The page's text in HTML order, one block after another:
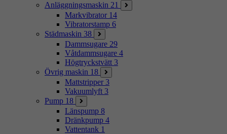
Anläggningsmaskin 21
Markvibrator 14
Vibratorstamp 6
Städmaskin 38
Dammsugare 29
Våtdammsugare 4
Högtryckstvätt 3
Övrig maskin 18
Mattstripper 3
Vakuumlyft 3
Pump 18
Länspump 8
Dränkpump 4
Vattentank 1